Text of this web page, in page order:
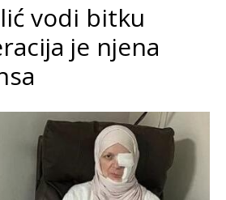
vodi bitku
je njena